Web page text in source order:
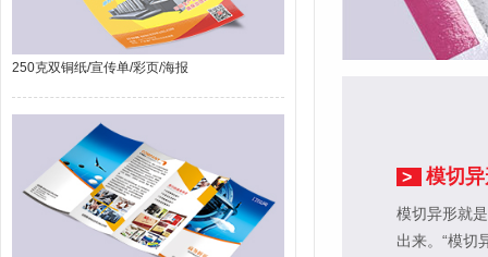
250克双铜纸/宣传单/彩页/海报
> 模切
模切异形就
出来。“模切